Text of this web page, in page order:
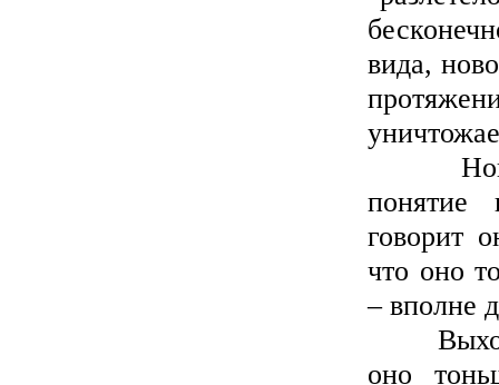
вида,
Новое
понятие
говорит
что оно
– вполне
оно